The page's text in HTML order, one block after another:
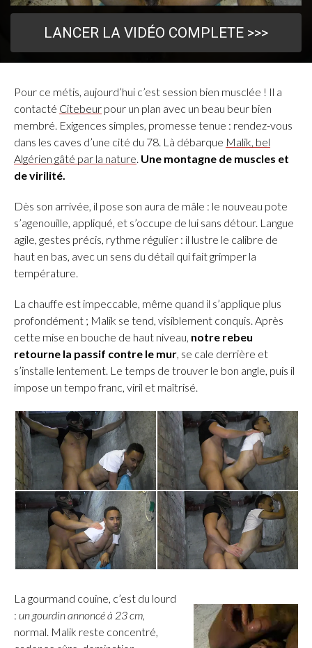
LANCER LA VIDÉO COMPLETE >>>
Pour ce métis, aujourd’hui c’est session bien musclée ! Il a
contacté Citebeur pour un plan avec un beau beur bien
membré. Exigences simples, promesse tenue : rendez-vous
dans les caves d’une cité du 78. Là débarque Malik, bel
Algérien gâté par la nature. Une montagne de muscles et
de virilité.
Dès son arrivée, il pose son aura de mâle : le nouveau pote
s’agenouille, appliqué, et s’occupe de lui sans détour. Langue
agile, gestes précis, rythme régulier : il lustre le calibre de
haut en bas, avec un sens du détail qui fait grimper la
température.
La chauffe est impeccable, même quand il s’applique plus
profondément ; Malik se tend, visiblement conquis. Après
cette mise en bouche de haut niveau, notre rebeu
retourne la passif contre le mur, se cale derrière et
s’installe lentement. Le temps de trouver le bon angle, puis il
impose un tempo franc, viril et maîtrisé.
La gourmand couine, c’est du lourd
: un gourdin annoncé à 23 cm,
normal. Malik reste concentré,